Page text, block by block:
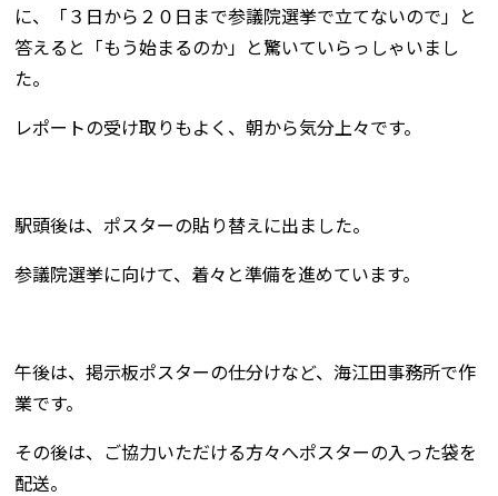
に、「３日から２０日まで参議院選挙で立てないので」と
答えると「もう始まるのか」と驚いていらっしゃいまし
た。
レポートの受け取りもよく、朝から気分上々です。
駅頭後は、ポスターの貼り替えに出ました。
参議院選挙に向けて、着々と準備を進めています。
午後は、掲示板ポスターの仕分けなど、海江田事務所で作
業です。
その後は、ご協力いただける方々へポスターの入った袋を
配送。